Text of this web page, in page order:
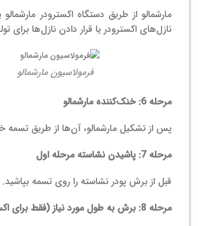
مارشمالو از طریق دستگاه اکسترودر
نازل‌های اکسترودر یا قرار دادن نازل‌ها برای
فرمولاسیون مارشمالو
مرحله 6: خنک‌کننده مارشمالو
پس از تشکیل مارشمالو، آن‌ها از طریق تسمه
مرحله 7: پاشیدن نشاسته مرحله اول
قبل از برش پودر نشاسته را روی تسمه
مرحله 8: برش به طول مورد نیاز (فقط برای اکسترودر مارشمالو)